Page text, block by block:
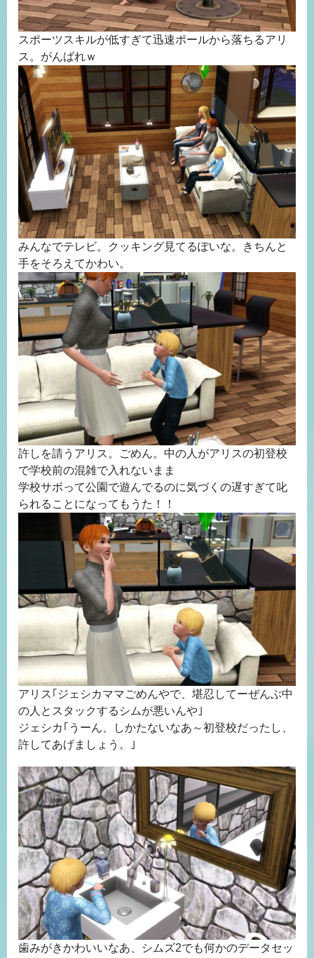
スポーツスキルが低すぎて迅速ポールから落ちるアリ
ス。がんばれｗ
みんなでテレビ。クッキング見てるぽいな。きちんと
手をそろえてかわい。
許しを請うアリス。ごめん。中の人がアリスの初登校
で学校前の混雑で入れないまま
学校サボって公園で遊んでるのに気づくの遅すぎて叱
られることになってもうた！！
アリス｢ジェシカママごめんやで、堪忍してーぜんぶ中
の人とスタックするシムが悪いんや｣
ジェシカ｢うーん、しかたないなあ～初登校だったし、
許してあげましょう。｣
歯みがきかわいいなあ、シムズ2でも何かのデータセッ